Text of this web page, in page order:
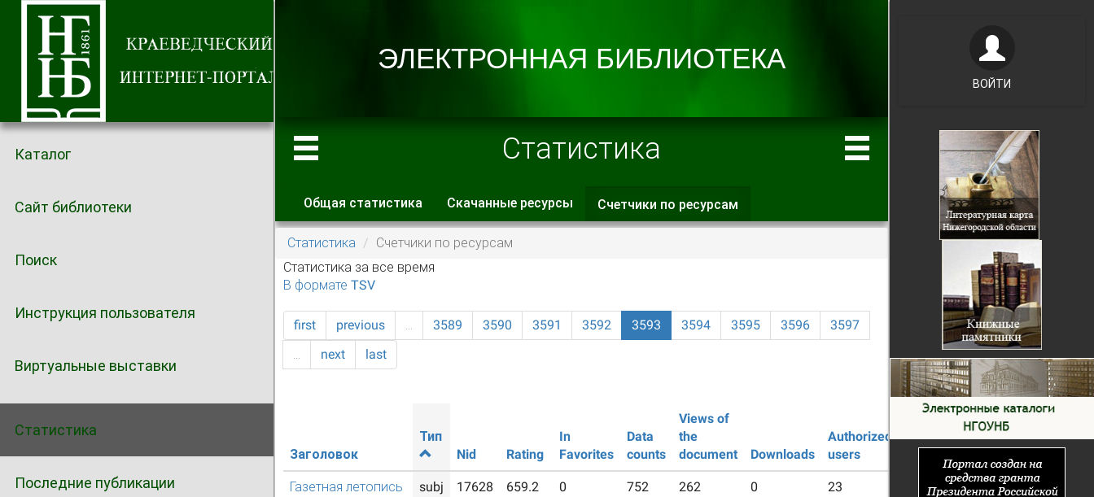
Каталог
Сайт библиотеки
Поиск
Инструкция пользователя
Виртуальные выставки
Статистика
Последние публикации
Статистика
Главные вкладки
Общая статистика Скачанные ресурсы Счетчики по ресурсам
вкладка)
Статистика
Счетчики по ресурсам
Статистика за все время
В формате TSV
first previous … 3589 3590 3591 3592 3593 3594 3595 3596
3597
…
next last
Заголовок
Тип
Nid
Rating
In
Favorites
Data
counts
Views of
the
document
Downloads
Authorized
users
Guest
Газетная летопись subj 17628 659.2 0 752 262 0 23
ВОЙТИ